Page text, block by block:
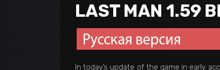
LAST MAN 1.59
In today’s update of the game in early